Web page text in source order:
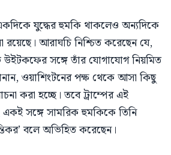
যুদ্ধের হুমকি থাকলেও অন্যদিকে
আরাঘচি নিশ্চিত করেছেন যে,
উইটকফের সঙ্গে তাঁর যোগাযোগ নিয়মিত
ওয়াশিংটনের পক্ষ থেকে আসা কিছু
করা হচ্ছে। তবে ট্রাম্পের এই
সঙ্গে সামরিক হুমকিকে তিনি
বলে অভিহিত করেছেন।